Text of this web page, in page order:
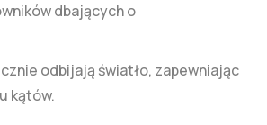
dbających o
odbijają światło, zapewniając
kątów.